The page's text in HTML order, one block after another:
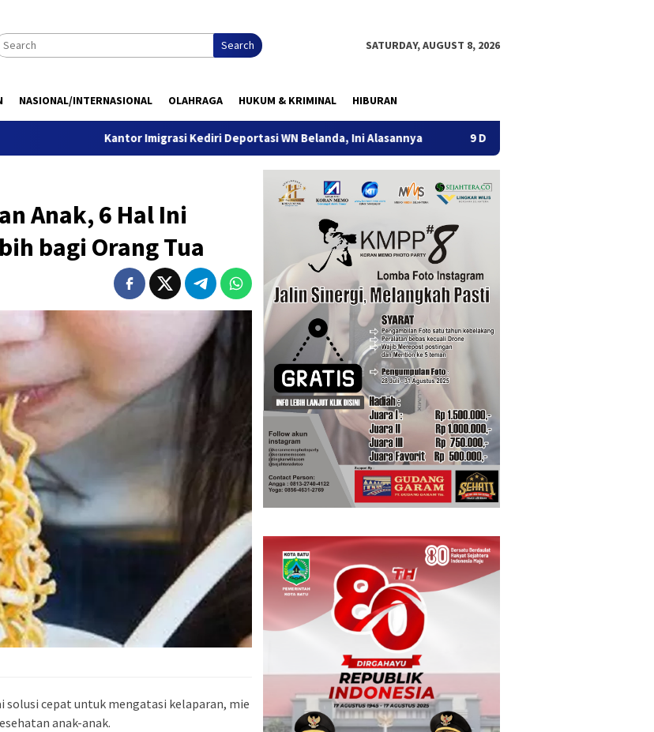
Search SATURDAY, AUGUST 8, 2026
NASIONAL/INTERNASIONAL OLAHRAGA HUKUM & KRIMINAL HIBURAN
Kantor Imigrasi Kediri Deportasi WN Belanda, Ini Alasannya 9 Desa di 6 Kecamatan Tulungagung Alami
Anak, 6 Hal Ini
bagi Orang Tua
solusi cepat untuk mengatasi kelaparan, mie
anak-anak.